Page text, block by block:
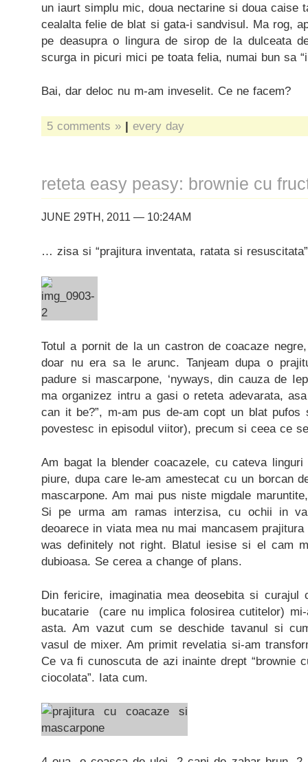
un iaurt simplu mic, doua nectarine si doua caise
cealalta felie de blat si gata-i sandvisul. Ma rog,
pe deasupra o lingura de sirop de la dulceata
scurga in picuri mici pe toata felia, numai bun sa
Bai, dar deloc nu m-am inveselit. Ce ne facem?
5 comments » | every day
reteta easy peasy: brownie cu
JUNE 29TH, 2011 — 10:24AM
… zisa si “prajitura inventata, ratata si resuscitata”
Totul a pornit de la un castron de coacaze
doar nu era sa le arunc. Tanjeam dupa o
padure si mascarpone, ‘nyways, din cauza de
ma organizez intru a gasi o reteta adevarata,
can it be?”, m-am pus de-am copt un blat
povestesc in episodul viitor), precum si ceea ce
Am bagat la blender coacazele, cu cateva
piure, dupa care le-am amestecat cu un borcan
mascarpone. Am mai pus niste migdale
Si pe urma am ramas interzisa, cu ochii in
deoarece in viata mea nu mai mancasem
was definitely not right. Blatul iesise si el cam
dubioasa. Se cerea a change of plans.
Din fericire, imaginatia mea deosebita si
bucatarie (care nu implica folosirea cutitelor)
asta. Am vazut cum se deschide tavanul si
vasul de mixer. Am primit revelatia si-am
Ce va fi cunoscuta de azi inainte drept “brownie
ciocolata”. Iata cum.